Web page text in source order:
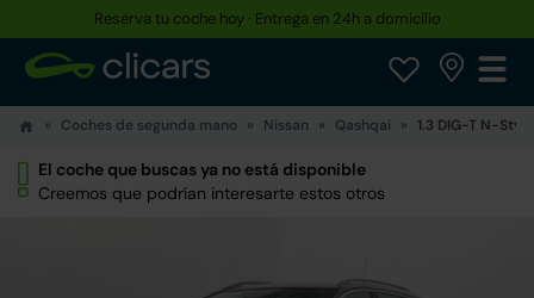
Reserva tu coche hoy · Entrega en 24h a domicilio
Coches de segunda mano Nissan Qashqai 1.3 DIG-T N-
El coche que buscas ya no está disponible
Creemos que podrían interesarte estos otros